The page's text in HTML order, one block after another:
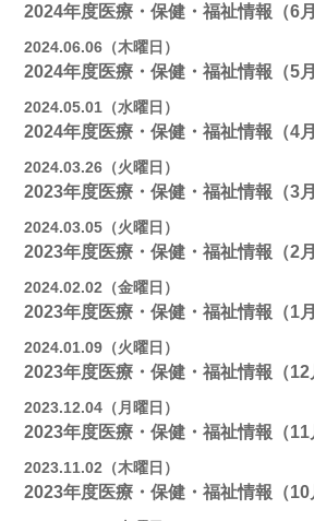
2024年度医療・保健・福祉情報（6月
2024.06.06（木曜日）
2024年度医療・保健・福祉情報（5月
2024.05.01（水曜日）
2024年度医療・保健・福祉情報（4月
2024.03.26（火曜日）
2023年度医療・保健・福祉情報（3月
2024.03.05（火曜日）
2023年度医療・保健・福祉情報（2月
2024.02.02（金曜日）
2023年度医療・保健・福祉情報（1月
2024.01.09（火曜日）
2023年度医療・保健・福祉情報（12
2023.12.04（月曜日）
2023年度医療・保健・福祉情報（11
2023.11.02（木曜日）
2023年度医療・保健・福祉情報（10